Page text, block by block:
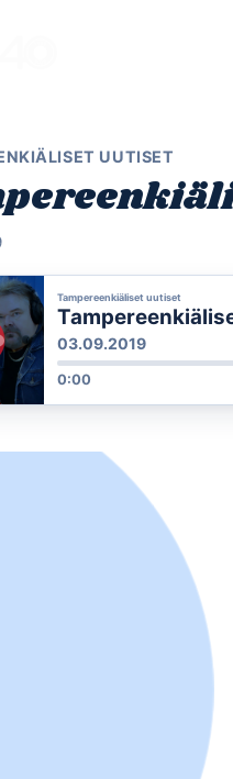
UUTISET
Tampereenkiäliset uutiset
03.09.2019
0:00